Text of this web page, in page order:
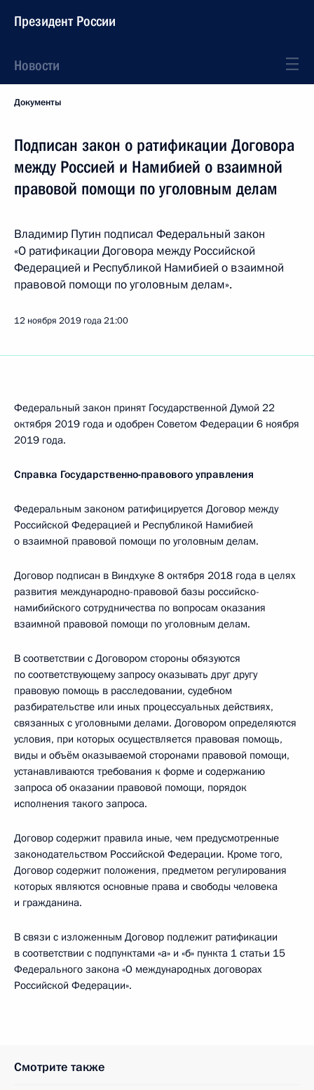
Президент России
Новости
Документы
Подписан закон о ратификации Договора
между Россией и Намибией о взаимной
правовой помощи по уголовным делам
Владимир Путин подписал Федеральный закон
«О ратификации Договора между Российской
Федерацией и Республикой Намибией о взаимной
правовой помощи по уголовным делам».
12 ноября 2019 года21:00
Федеральный закон принят Государственной Думой 22
октября 2019 года и одобрен Советом Федерации 6 ноября
2019 года.
Справка Государственно-правового управления
Федеральным законом ратифицируется Договор между
Российской Федерацией и Республикой Намибией
о взаимной правовой помощи по уголовным делам.
Договор подписан в Виндхуке 8 октября 2018 года в целях
развития международно-правовой базы российско-
намибийского сотрудничества по вопросам оказания
взаимной правовой помощи по уголовным делам.
В соответствии с Договором стороны обязуются
по соответствующему запросу оказывать друг другу
правовую помощь в расследовании, судебном
разбирательстве или иных процессуальных действиях,
связанных с уголовными делами. Договором определяются
условия, при которых осуществляется правовая помощь,
виды и объём оказываемой сторонами правовой помощи,
устанавливаются требования к форме и содержанию
запроса об оказании правовой помощи, порядок
исполнения такого запроса.
Договор содержит правила иные, чем предусмотренные
законодательством Российской Федерации. Кроме того,
Договор содержит положения, предметом регулирования
которых являются основные права и свободы человека
и гражданина.
В связи с изложенным Договор подлежит ратификации
в соответствии с подпунктами «а» и «б» пункта 1 статьи 15
Федерального закона «О международных договорах
Российской Федерации».
Смотрите также